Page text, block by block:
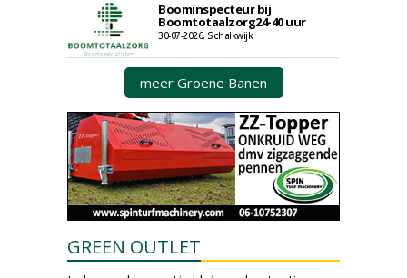
Boominspecteur bij
Boomtotaalzorg24-40 uur
30-07-2026, Schalkwijk
meer Groene Banen
GREEN OUTLET